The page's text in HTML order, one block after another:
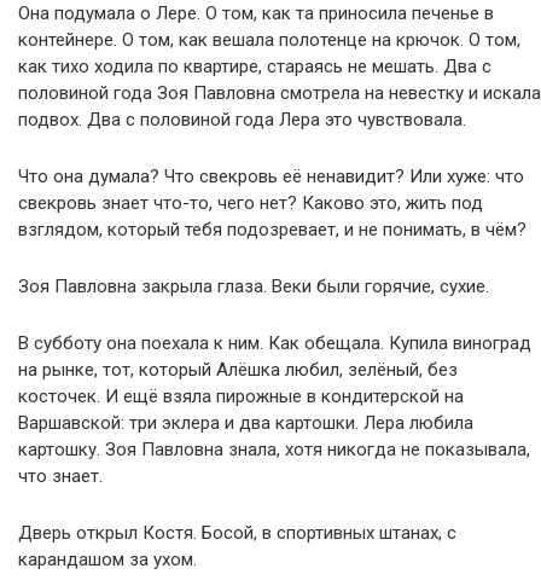
Она подумала о Лере. О том, как та приносила печенье в
контейнере. О том, как вешала полотенце на крючок. О том,
как тихо ходила по квартире, стараясь не мешать. Два с
половиной года Зоя Павловна смотрела на невестку и искала
подвох. Два с половиной года Лера это чувствовала.
Что она думала? Что свекровь её ненавидит? Или хуже: что
свекровь знает что-то, чего нет? Каково это, жить под
взглядом, который тебя подозревает, и не понимать, в чём?
Зоя Павловна закрыла глаза. Веки были горячие, сухие.
В субботу она поехала к ним. Как обещала. Купила виноград
на рынке, тот, который Алёшка любил, зелёный, без
косточек. И ещё взяла пирожные в кондитерской на
Варшавской: три эклера и два картошки. Лера любила
картошку. Зоя Павловна знала, хотя никогда не показывала,
что знает.
Дверь открыл Костя. Босой, в спортивных штанах, с
карандашом за ухом.